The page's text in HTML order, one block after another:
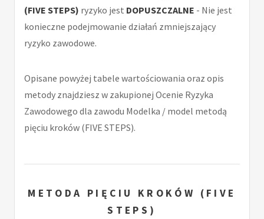
(FIVE STEPS) ryzyko jest DOPUSZCZALNE - Nie jest
konieczne podejmowanie działań zmniejszający
ryzyko zawodowe.
Opisane powyżej tabele wartościowania oraz opis
metody znajdziesz w zakupionej Ocenie Ryzyka
Zawodowego dla zawodu Modelka / model metodą
pięciu kroków (FIVE STEPS).
METODA PIĘCIU KROKÓW (FIVE
STEPS)